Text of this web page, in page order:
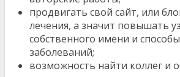
продвигать свой сайт, или
лечения, а значит повышать
собственного имени и
заболеваний;
возможность найти коллег и